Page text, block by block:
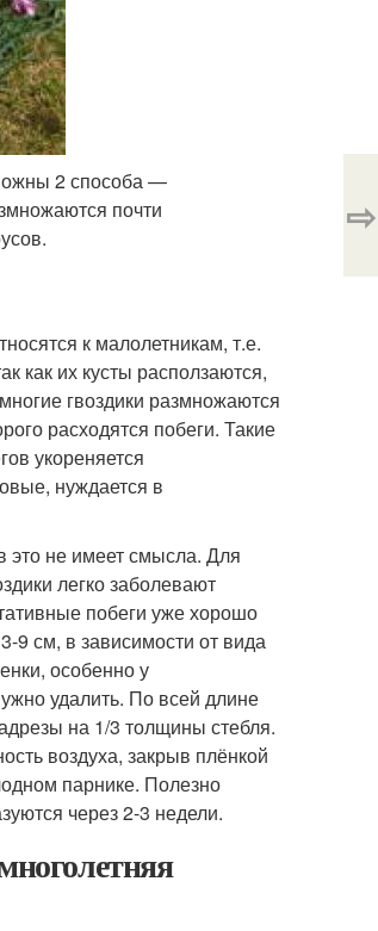
2 способа —
почти
к малолетникам, т.е.
как их кусты расползаются,
гвоздики размножаются
расходятся побеги. Такие
укореняется
нуждается в
это не имеет смысла. Для
легко заболевают
побеги уже хорошо
9 см, в зависимости от вида
особенно у
удалить. По всей длине
на 1/3 толщины стебля.
воздуха, закрыв плёнкой
парнике. Полезно
через 2-3 недели.
⇨